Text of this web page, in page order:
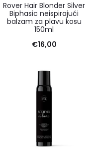
Rover Hair Blonder Silver
Biphasic neispirajući
balzam za plavu kosu
150ml
€16,00